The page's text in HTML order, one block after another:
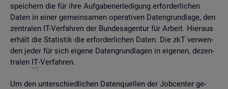
spei­chern die für ihre Auf­ga­ben­er­le­di­gung er­for­der­li­chen
Daten in einer ge­mein­sa­men ope­ra­ti­ven Da­ten­grund­la­ge, den
zen­tra­len IT-Ver­fah­ren der Bun­des­agen­tur für Ar­beit. Hier­aus
er­hält die Sta­tis­tik die er­for­der­li­chen Daten. Die zkT ver­wen­
den jeder für sich ei­ge­ne Da­ten­grund­la­gen in ei­ge­nen, de­zen­
tra­len IT-Ver­fah­ren.
Um den un­ter­schied­li­chen Da­ten­quel­len der Job­cen­ter ge­